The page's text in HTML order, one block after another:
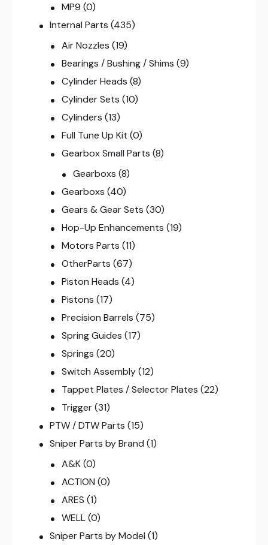
MP9 (0)
Internal Parts (435)
Air Nozzles (19)
Bearings / Bushing / Shims (9)
Cylinder Heads (8)
Cylinder Sets (10)
Cylinders (13)
Full Tune Up Kit (0)
Gearbox Small Parts (8)
Gearboxs (8)
Gearboxs (40)
Gears & Gear Sets (30)
Hop-Up Enhancements (19)
Motors Parts (11)
OtherParts (67)
Piston Heads (4)
Pistons (17)
Precision Barrels (75)
Spring Guides (17)
Springs (20)
Switch Assembly (12)
Tappet Plates / Selector Plates (22)
Trigger (31)
PTW / DTW Parts (15)
Sniper Parts by Brand (1)
A&K (0)
ACTION (0)
ARES (1)
WELL (0)
Sniper Parts by Model (1)